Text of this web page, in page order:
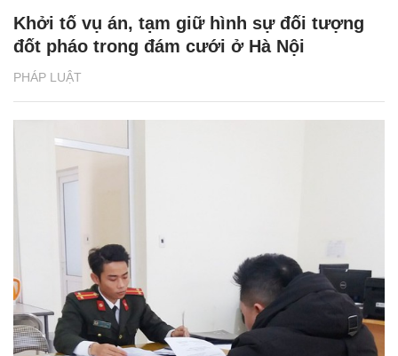
PHÁP LUẬT
Khởi tố vụ án, tạm giữ hình sự đối tượng
đốt pháo trong đám cưới ở Hà Nội